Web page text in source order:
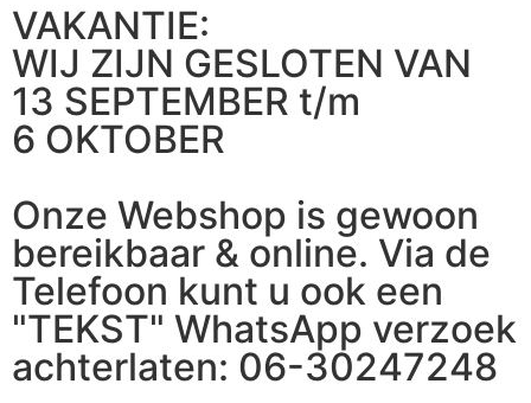
VAKANTIE:
WIJ ZIJN GESLOTEN VAN
13 SEPTEMBER t/m
6 OKTOBER
Onze Webshop is gewoon
bereikbaar & online. Via de
Telefoon kunt u ook een
"TEKST" WhatsApp verzoek
achterlaten: 06-30247248